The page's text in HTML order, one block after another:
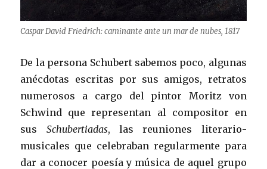
Caspar David Friedrich: caminante ante un mar de nubes, 1817
De la persona Schubert sabemos poco, algunas
anécdotas escritas por sus amigos, retratos
numerosos a cargo del pintor Moritz von
Schwind que representan al compositor en
sus Schubertiadas, las reuniones literario-
musicales que celebraban regularmente para
dar a conocer poesía y música de aquel grupo